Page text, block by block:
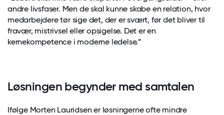
andre livsfaser. Men de skal kunne skabe en relation, hvor
medarbejdere tør sige det, der er svært, før det bliver til
fravær, mistrivsel eller opsigelse. Det er en
kernekompetence i moderne ledelse.”
Løsningen begynder med samtalen
Ifølge Morten Lauridsen er løsningerne ofte mindre